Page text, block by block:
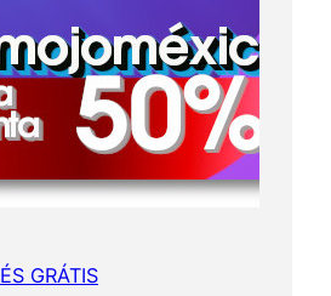
GRÁTIS